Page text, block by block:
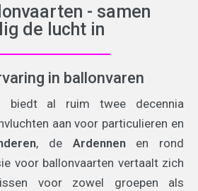
- samen
de lucht in
in ballonvaren
biedt al ruim twee decennia
aan voor particulieren en
, de Ardennenen rond
voor ballonvaarten vertaalt zich
voor zowel groepen als